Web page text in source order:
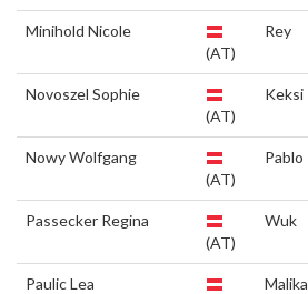
Minihold Nicole
(AT)
Rey
Novoszel Sophie
(AT)
Keksi
Nowy Wolfgang
(AT)
Pablo
Passecker Regina
(AT)
Wuk
Paulic Lea
Malika